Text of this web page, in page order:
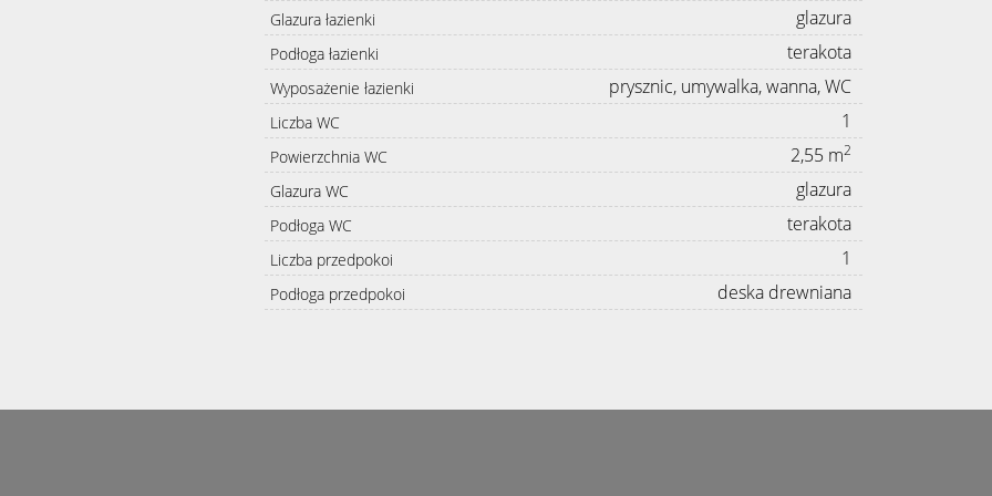
Glazura łazienki glazura
Podłoga łazienki terakota
Wyposażenie łazienki prysznic, umywalka, wanna, WC
Liczba WC 1
Powierzchnia WC 2,55 m2
Glazura WC glazura
Podłoga WC terakota
Liczba przedpokoi 1
Podłoga przedpokoi deska drewniana